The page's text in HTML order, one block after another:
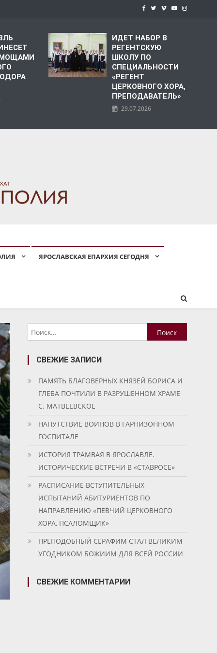
МОЩАМИ
ИДЕТ НАБОР В
РЕГЕНТСКУЮ
ШКОЛУ ПО
СПЕЦИАЛЬНОСТИ
«РЕГЕНТ
ЦЕРКОВНОГО ХОРА,
ПРЕПОДАВАТЕЛЬ»
29.07.2026
ЯРОСЛАВСКАЯ ЕПАРХИЯ СЕГОДНЯ
Найти:
СВЕЖИЕ ЗАПИСИ
ПАМЯТЬ БЛАГОВЕРНЫХ КНЯЗЕЙ БОРИСА И
ГЛЕБА ПОЧТИЛИ В РАЗРУШЕННОМ ХРАМЕ
С. МАТВЕЕВСКОЕ
НАПУТСТВИЕ ВОИНОВ В ГАРНИЗОННОМ
ГОСПИТАЛЕ
ИСТОРИЯ ТРАМВАЯ В ЯРОСЛАВЛЕ.
ИСТОРИЧЕСКИЕ ВСТРЕЧИ В «СТАВРОСЕ»
РАСПИСАНИЕ ВСТУПИТЕЛЬНЫХ
ИСПЫТАНИЙ АБИТУРИЕНТОВ ПО
НАПРАВЛЕНИЮ «ПЕВЧИЙ ЦЕРКОВНОГО
ХОРА, ПСАЛОМЩИК»
ПРЕПОДОБНЫЙ СЕРАФИМ СТАЛ ВЕЛИКИМ
УГОДНИКОМ БОЖИИМ ДЛЯ ВСЕЙ РОССИИ
СВЕЖИЕ КОММЕНТАРИИ